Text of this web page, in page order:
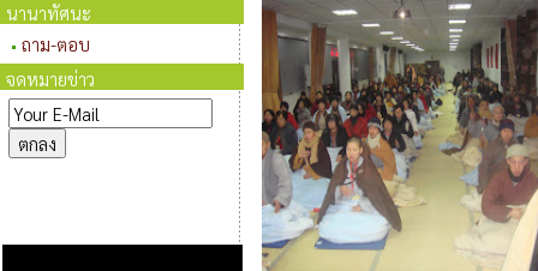
นานาทัศนะ
ถาม-ตอบ
จดหมายข่าว